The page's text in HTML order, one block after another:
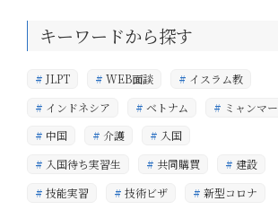
キーワードから探す
JLPT WEB面談
イスラム教
インドネシア
ベトナム
ミャンマー
中国
介護
入国
入国待ち実習生
共同購買
建設
技能実習
技術ビザ
新型コロナ